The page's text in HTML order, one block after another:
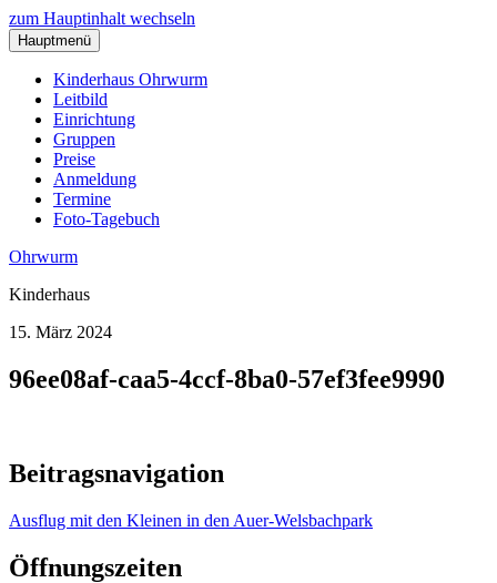
zum Hauptinhalt wechseln
Hauptmenü
Kinderhaus Ohrwurm
Leitbild
Einrichtung
Gruppen
Preise
Anmeldung
Termine
Foto-Tagebuch
Ohrwurm
Kinderhaus
15. März 2024
96ee08af-caa5-4ccf-8ba0-57ef3fee9990
Beitragsnavigation
Ausflug mit den Kleinen in den Auer-Welsbachpark
Öffnungszeiten